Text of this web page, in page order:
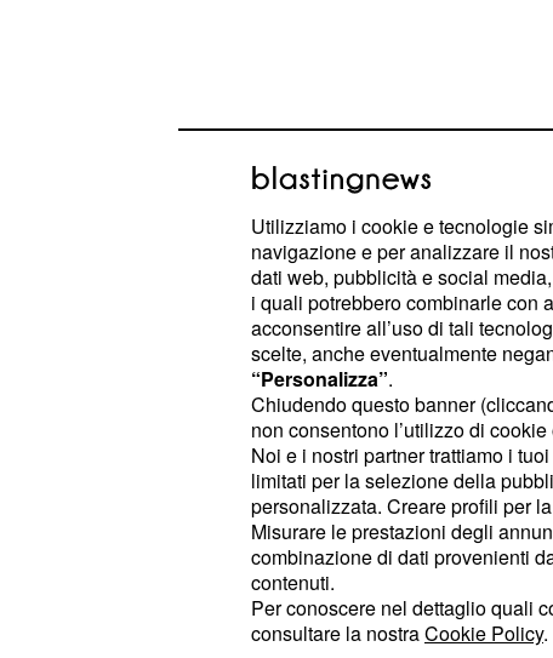
Queste, ricordiamo, hanno
famosa (e tanto agognata)
un'importante riforma che prevede
anticipato per i lavoratori
pensioni non finiscono certo qui.
Pensioni:
Giugno
Ci sono rilevanti novità riguardo al
che vi proponiamo in questo articolo
29 Giugno 2017. C'è stato un
e sindacatia causa di un possibile
pensionabile. Sono diversi, inoltre i
discutere da parte dei sindacati e
Utilizziamo i cookie e tecnologie
navigazione e per analizzare il
dati web, pubblicità e social
i quali potrebbero combinarle con
acconsentire all’uso di tali
scelte, anche eventualmente
“Personalizza”.
Chiudendo questo banner
non consentono l’utilizzo di
Noi e i nostri partner trattiamo i
limitati per la selezione della
personalizzata. Creare profili per
Misurare le prestazioni degli
combinazione di dati provenienti
contenuti.
Per conoscere nel dettaglio quali
consultare la nostraCookie Policy.